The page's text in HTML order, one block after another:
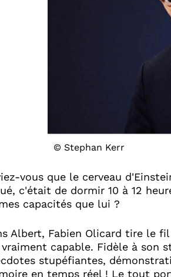
© Stephan Kerr
vous que le cerveau
c'était de dormir 10 à 12
capacités que lui ?
Albert, Fabien Olicard tire le
capable. Fidèle à son
stupéfiantes,
en temps réel ! Le tout